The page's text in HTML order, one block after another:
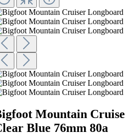
Mountain
Blue 76mm 80a